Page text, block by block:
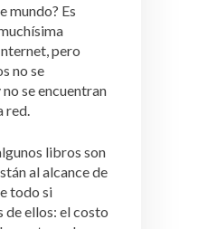
mundo? Es
pero
no se
se encuentran
red.
libros son
al alcance de
todo si
de ellos: el costo